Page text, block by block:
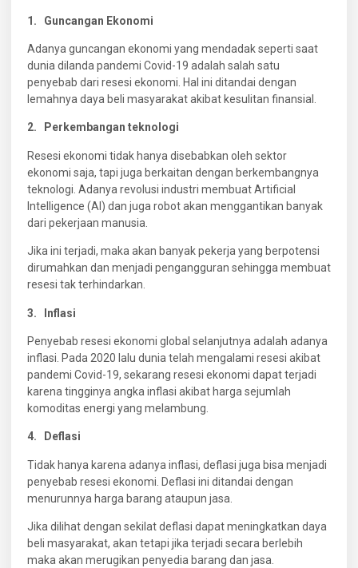
1. Guncangan Ekonomi
Adanya guncangan ekonomi yang mendadak seperti saat
dunia dilanda pandemi Covid-19 adalah salah satu
penyebab dari resesi ekonomi. Hal ini ditandai dengan
lemahnya daya beli masyarakat akibat kesulitan finansial.
2. Perkembangan teknologi
Resesi ekonomi tidak hanya disebabkan oleh sektor
ekonomi saja, tapi juga berkaitan dengan berkembangnya
teknologi. Adanya revolusi industri membuat Artificial
Intelligence (AI) dan juga robot akan menggantikan banyak
dari pekerjaan manusia.
Jika ini terjadi, maka akan banyak pekerja yang berpotensi
dirumahkan dan menjadi pengangguran sehingga membuat
resesi tak terhindarkan.
3. Inflasi
Penyebab resesi ekonomi global selanjutnya adalah adanya
inflasi. Pada 2020 lalu dunia telah mengalami resesi akibat
pandemi Covid-19, sekarang resesi ekonomi dapat terjadi
karena tingginya angka inflasi akibat harga sejumlah
komoditas energi yang melambung.
4. Deflasi
Tidak hanya karena adanya inflasi, deflasi juga bisa menjadi
penyebab resesi ekonomi. Deflasi ini ditandai dengan
menurunnya harga barang ataupun jasa.
Jika dilihat dengan sekilat deflasi dapat meningkatkan daya
beli masyarakat, akan tetapi jika terjadi secara berlebih
maka akan merugikan penyedia barang dan jasa.